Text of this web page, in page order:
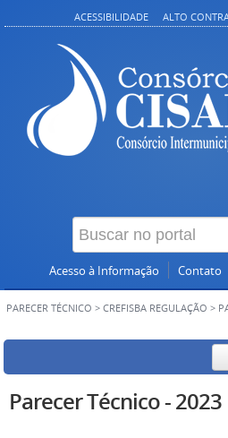
ACESSIBILIDADE ALTO
Acesso à Informação Contato
PARECER TÉCNICO > CREFISBA REGULAÇÃO >
Parecer Técnico - 2023